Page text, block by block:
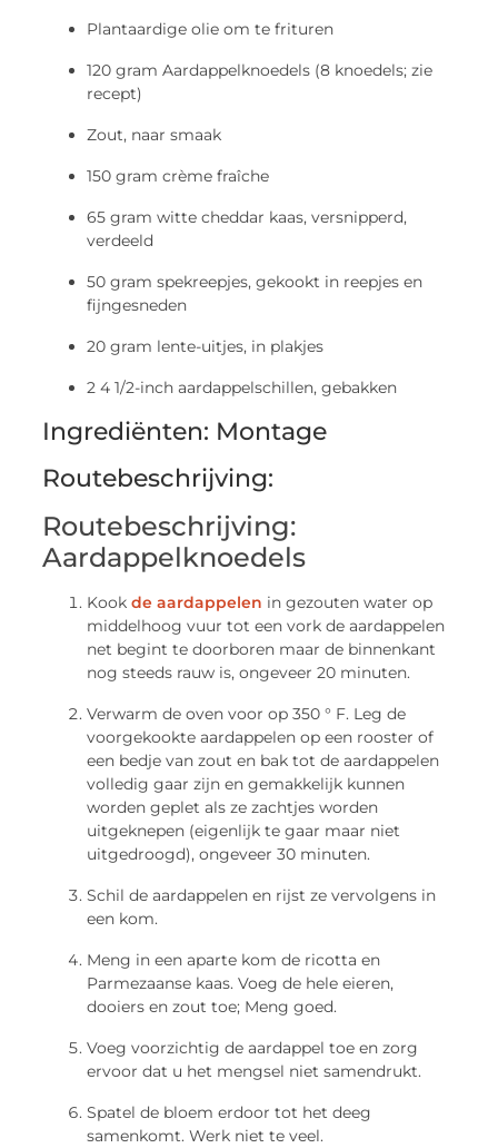
Plantaardige olie om te frituren
120 gram Aardappelknoedels (8 knoedels; zie
recept)
Zout, naar smaak
150 gram crème fraîche
65 gram witte cheddar kaas, versnipperd,
verdeeld
50 gram spekreepjes, gekookt in reepjes en
fijngesneden
20 gram lente-uitjes, in plakjes
2 4 1/2-inch aardappelschillen, gebakken
Ingrediënten: Montage
Routebeschrijving:
Routebeschrijving:
Aardappelknoedels
Kookde aardappelen in gezouten water op
middelhoog vuur tot een vork de aardappelen
net begint te doorboren maar de binnenkant
nog steeds rauw is, ongeveer 20 minuten.
Verwarm de oven voor op 350 ° F. Leg de
voorgekookte aardappelen op een rooster of
een bedje van zout en bak tot de aardappelen
volledig gaar zijn en gemakkelijk kunnen
worden geplet als ze zachtjes worden
uitgeknepen (eigenlijk te gaar maar niet
uitgedroogd), ongeveer 30 minuten.
Schil de aardappelen en rijst ze vervolgens in
een kom.
Meng in een aparte kom de ricotta en
Parmezaanse kaas. Voeg de hele eieren,
dooiers en zout toe; Meng goed.
Voeg voorzichtig de aardappel toe en zorg
ervoor dat u het mengsel niet samendrukt.
Spatel de bloem erdoor tot het deeg
samenkomt. Werk niet te veel.